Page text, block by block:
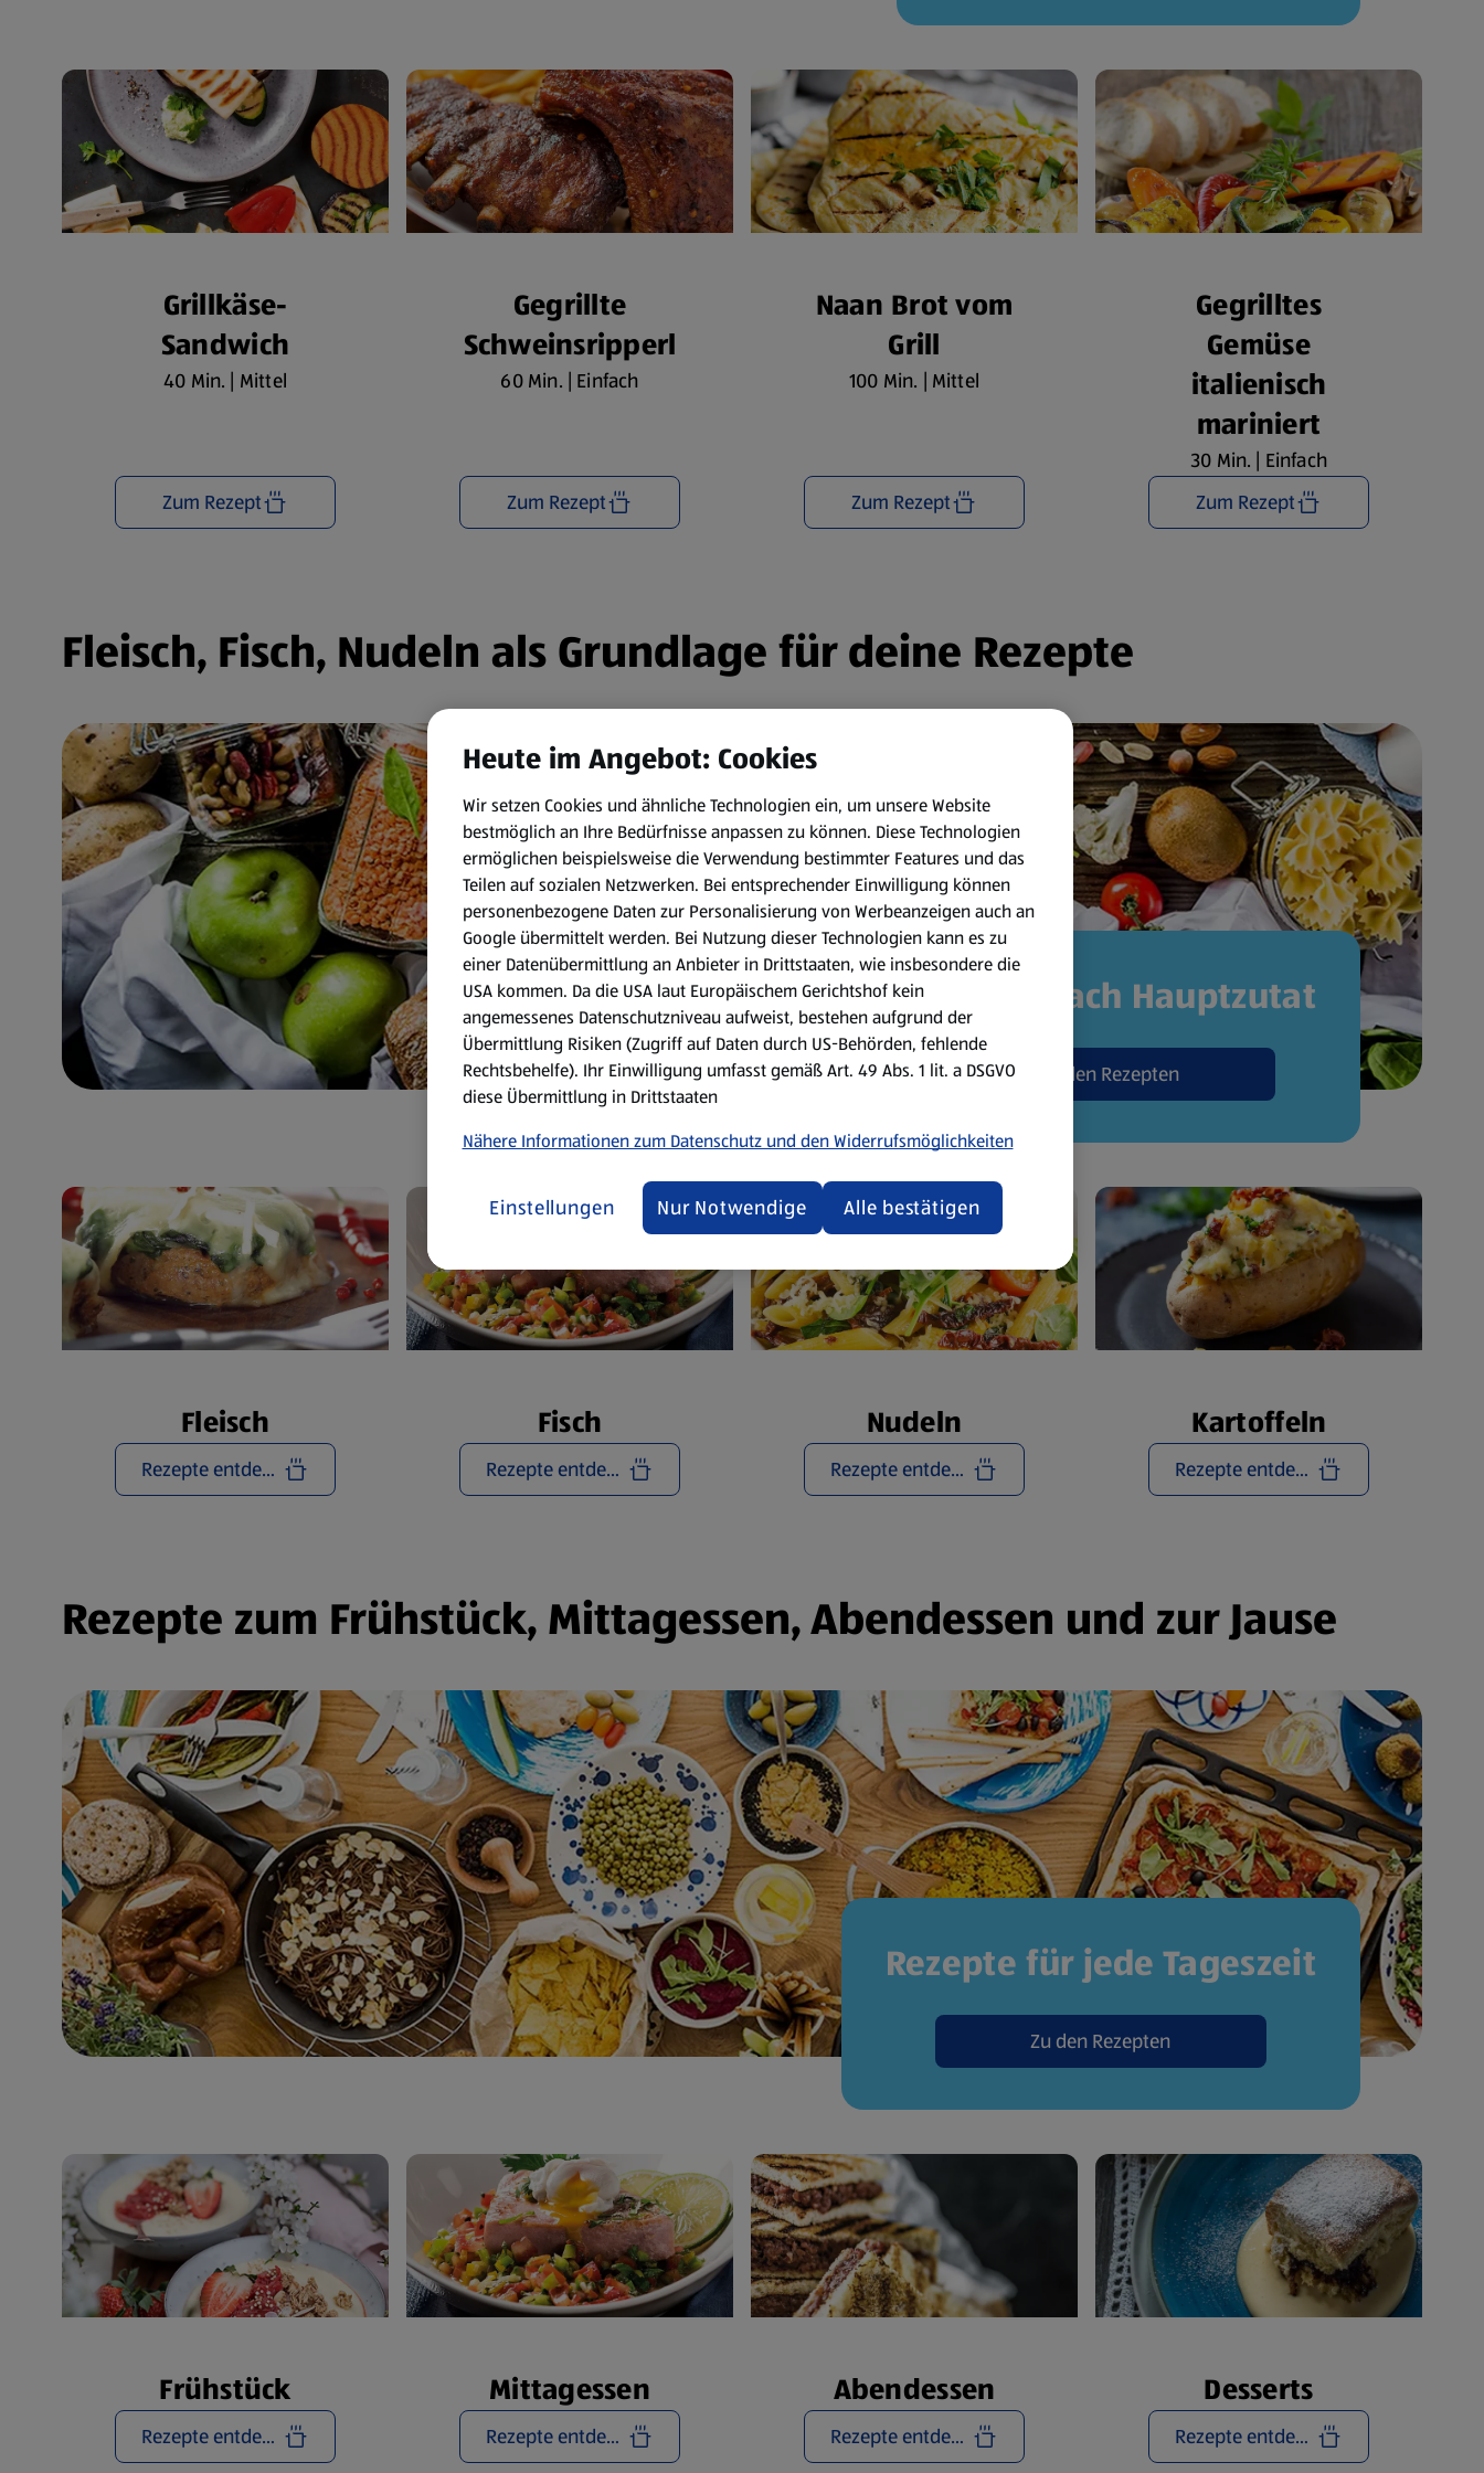
Grillkäse-
Sandwich
40 Min. | Mittel
Zum Rezept
Gegrillte
Schweinsripperl
60 Min. | Einfach
Zum Rezept
Naan Brot vom
Grill
100 Min. | Mittel
Zum Rezept
Gegrilltes
Gemüse
italienisch
mariniert
30 Min. | Einfach
Zum Rezept
Fleisch, Fisch, Nudeln als Grundlage für deine Rezepte
Rezepte nach Hauptzutat
Zu den Rezepten
Fleisch
Rezepte entdecken
Fisch
Rezepte entdecken
Nudeln
Rezepte entdecken
Kartoffeln
Rezepte entdecken
Rezepte zum Frühstück, Mittagessen, Abendessen und zur Jause
Rezepte für jede Tageszeit
Zu den Rezepten
Frühstück
Rezepte entdecken
Mittagessen
Rezepte entdecken
Abendessen
Rezepte entdecken
Desserts
Rezepte entdecken
Heute im Angebot: Cookies
Wir setzen Cookies und ähnliche Technologien ein, um unsere Website
bestmöglich an Ihre Bedürfnisse anpassen zu können. Diese Technologien
ermöglichen beispielsweise die Verwendung bestimmter Features und das
Teilen auf sozialen Netzwerken. Bei entsprechender Einwilligung können
personenbezogene Daten zur Personalisierung von Werbeanzeigen auch an
Google übermittelt werden. Bei Nutzung dieser Technologien kann es zu
einer Datenübermittlung an Anbieter in Drittstaaten, wie insbesondere die
USA kommen. Da die USA laut Europäischem Gerichtshof kein
angemessenes Datenschutzniveau aufweist, bestehen aufgrund der
Übermittlung Risiken (Zugriff auf Daten durch US-Behörden, fehlende
Rechtsbehelfe). Ihr Einwilligung umfasst gemäß Art. 49 Abs. 1 lit. a DSGVO
diese Übermittlung in Drittstaaten
Nähere Informationen zum Datenschutz und den Widerrufsmöglichkeiten
Einstellungen Nur Notwendige Alle bestätigen